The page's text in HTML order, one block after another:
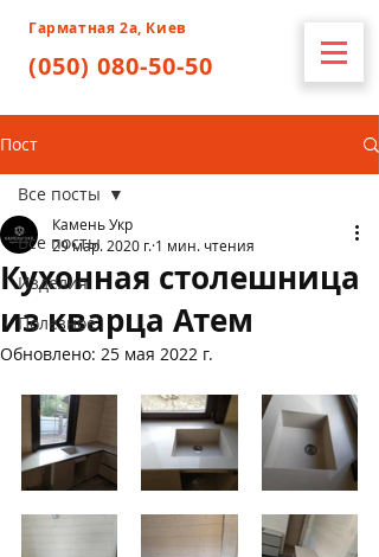
(050) 080-50-50
Гарматная 2а, Киев
Пост
Все посты
Изделия
Полезное
Все посты
Кухонная столешница
из кварца Атем
Камень Укр
29 мар. 2020 г. 1 мин. чтения
Обновлено: 25 мая 2022 г.